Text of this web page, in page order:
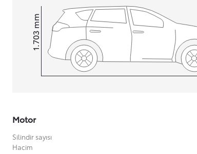
Yeni Hilux Yakında
Haberdar olun
Height1.703
mm
Motor
Silindir sayısı
Hacim